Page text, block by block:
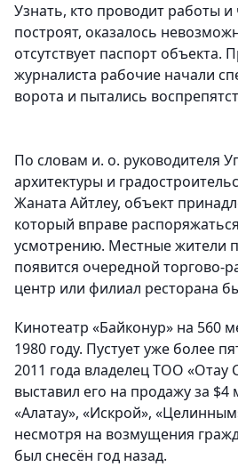
Узнать, кто проводит работы
построят, оказалось
отсутствует паспорт объекта.
журналиста рабочие начали
ворота и пытались
По словам и. о. руководителя
архитектуры и
Жаната Айтлеу, объект
который вправе
усмотрению. Местные жители
появится очередной торгово-
центр или филиал ресторана
Кинотеатр «Байконур» на 560
1980 году. Пустует уже более
2011 года владелец ТОО «Отау
выставил его на продажу за $4
«Алатау», «Искрой»,
несмотря на возмущения
был снесён год назад.